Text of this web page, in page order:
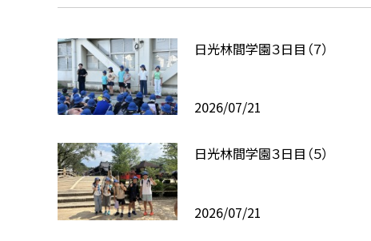
日光林間学園３日目（７）
2026/07/21
日光林間学園３日目（５）
2026/07/21